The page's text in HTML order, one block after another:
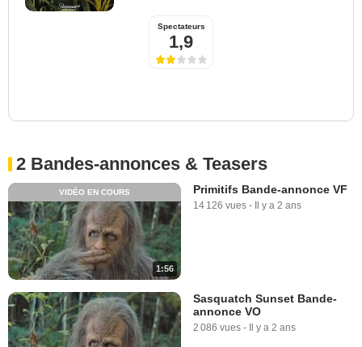
Spectateurs
1,9
2 Bandes-annonces & Teasers
1:56
VIDÉO EN COURS Primitifs Bande-annonce VF
14 126 vues - Il y a 2 ans
Sasquatch Sunset Bande-
annonce VO
2 086 vues - Il y a 2 ans